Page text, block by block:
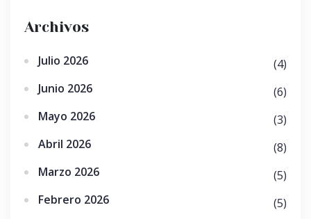
Archivos
Julio 2026
(4)
Junio 2026
(6)
Mayo 2026
(3)
Abril 2026
(8)
Marzo 2026
(5)
Febrero 2026
(5)